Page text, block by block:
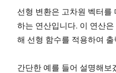
선형 변환은 고차원 벡터를
하는 연산입니다. 이 연산
해 선형 함수를 적용하여
간단한 예를 들어 설명해보